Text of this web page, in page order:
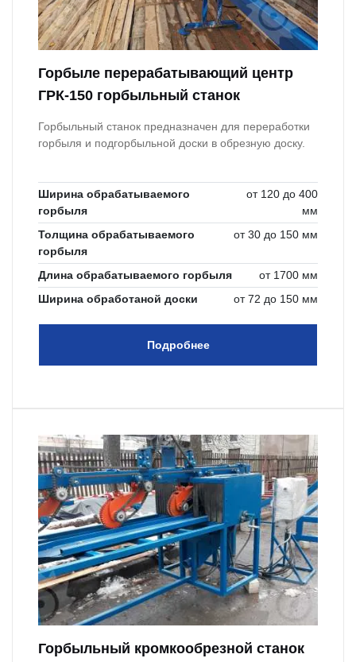
Горбыле перерабатывающий центр
ГРК-150 горбыльный станок
Горбыльный станок предназначен для переработки
горбыля и подгорбыльной доски в обрезную доску.
Ширина обрабатываемого
горбыля
от 120 до 400
мм
Толщина обрабатываемого
горбыля
от 30 до 150 мм
Длина обрабатываемого горбыля
от 1700 мм
Ширина обработаной доски
от 72 до 150 мм
Подробнее
Горбыльный кромкообрезной станок